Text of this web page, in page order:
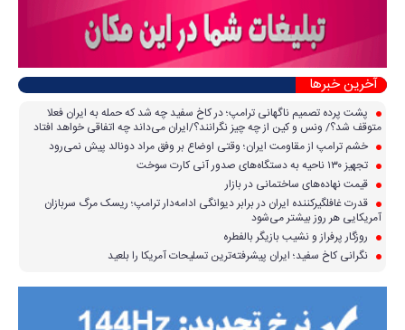
آخرین خبرها
پشت پرده تصمیم ناگهانی ترامپ؛ در کاخ سفید چه شد که حمله به ایران فعلا
متوقف شد؟/ ونس و کین از چه چیز نگرانند؟/ایران می‌داند چه اتفاقی خواهد افتاد
خشم ترامپ از مقاومت ایران؛ وقتی اوضاع بر وفق مراد دونالد پیش نمی‌رود
تجهیز ۱۳۰ ناحیه به دستگاه‌های صدور آنی کارت سوخت
قیمت نهاده‌های ساختمانی در بازار
قدرت غافلگیرکننده ایران در برابر دیوانگی ادامه‌دار ترامپ؛ ریسک مرگ سربازان
آمریکایی هر روز بیشتر می‌شود
روزگار پرفراز و نشیب بازیگر بالفطره
نگرانی کاخ سفید؛ ایران پیشرفته‌ترین تسلیحات آمریکا را بلعید